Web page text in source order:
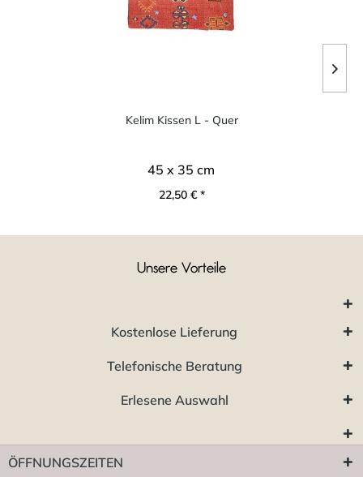
Kelim Kissen L - Quer
45 x 35 cm
22,50 € *
Unsere Vorteile
Kostenlose Lieferung
Telefonische Beratung
Erlesene Auswahl
ÖFFNUNGSZEITEN